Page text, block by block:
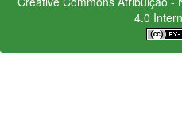
4.0